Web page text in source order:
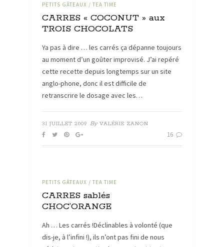
PETITS GÂTEAUX / TEA TIME
CARRES « COCONUT » aux
TROIS CHOCOLATS
Ya pas à dire … les carrés ça dépanne toujours
au moment d’un goûter improvisé. J’ai repéré
cette recette depuis longtemps sur un site
anglo-phone, donc il est difficile de
retranscrire le dosage avec les…
31 JUILLET 2009 By VALÉRIE ZANON
16
PETITS GÂTEAUX / TEA TIME
CARRES sablés
CHOC’ORANGE
Ah … Les carrés !Déclinables à volonté (que
dis-je, à l’infini !), ils n’ont pas fini de nous